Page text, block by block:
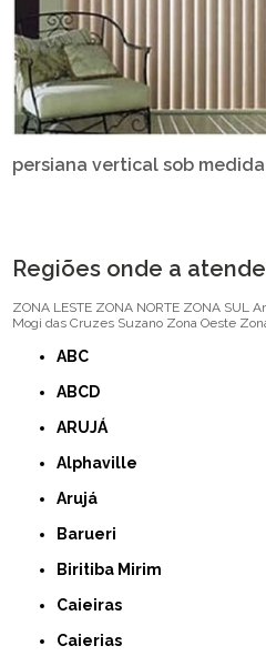
persiana vertical sob medida
Regiões onde a
ZONA LESTE ZONA NORTE ZONA SUL
Mogi das Cruzes Suzano Zona Oeste
ABC
ABCD
ARUJÁ
Alphaville
Arujá
Barueri
Biritiba Mirim
Caieiras
Caierias